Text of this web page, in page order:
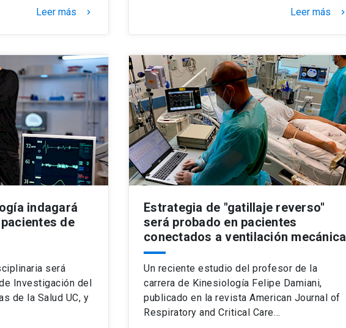
Leer más keyboard_arrow_right Leer más keyboard_arrow_right
indagará
de
será
Investigación del
de la Salud UC, y
Estrategia de "gatillaje reverso"
será probado en pacientes
conectados a ventilación mecánica
Un reciente estudio del profesor de la
carrera de Kinesiología Felipe Damiani,
publicado en la revista American Journal of
Respiratory and Critical Care…